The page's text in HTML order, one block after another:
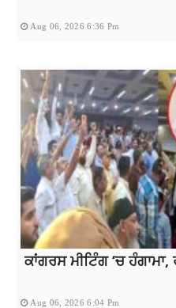
Aug 06, 2026 6:36 Pm
ਕਾਂਗਰਸ ਮੀਟਿੰਗ ‘ਚ ਹੰਗਾਮਾ,
Aug 06, 2026 6:04 Pm